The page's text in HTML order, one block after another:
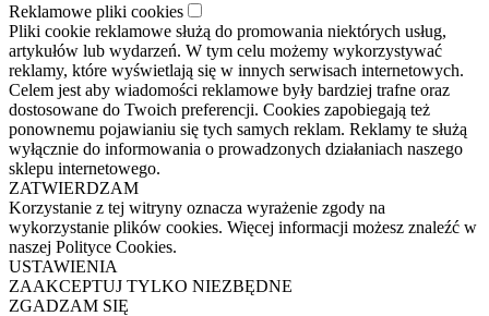
Reklamowe pliki cookies
Pliki cookie reklamowe służą do promowania niektórych usług,
artykułów lub wydarzeń. W tym celu możemy wykorzystywać
reklamy, które wyświetlają się w innych serwisach internetowych.
Celem jest aby wiadomości reklamowe były bardziej trafne oraz
dostosowane do Twoich preferencji. Cookies zapobiegają też
ponownemu pojawianiu się tych samych reklam. Reklamy te służą
wyłącznie do informowania o prowadzonych działaniach naszego
sklepu internetowego.
ZATWIERDZAM
Korzystanie z tej witryny oznacza wyrażenie zgody na
wykorzystanie plików cookies. Więcej informacji możesz znaleźć w
naszej Polityce Cookies.
USTAWIENIA
ZAAKCEPTUJ TYLKO NIEZBĘDNE
ZGADZAM SIĘ